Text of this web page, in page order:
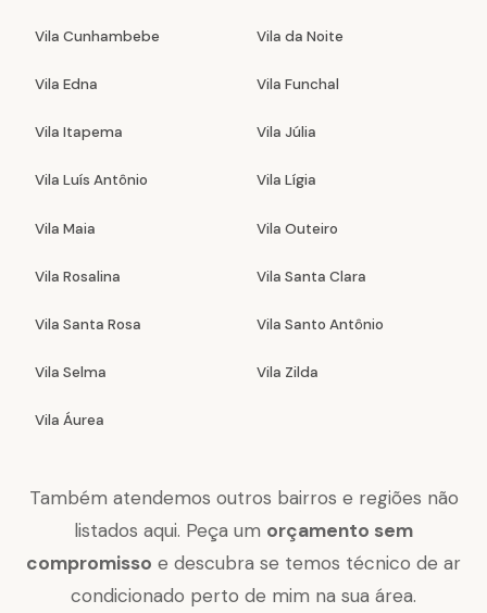
Vila Cunhambebe Vila da Noite
Vila Edna Vila Funchal
Vila Itapema Vila Júlia
Vila Luís Antônio Vila Lígia
Vila Maia Vila Outeiro
Vila Rosalina Vila Santa Clara
Vila Santa Rosa Vila Santo Antônio
Vila Selma Vila Zilda
Vila Áurea
Também atendemos outros bairros e regiões não
listados aqui. Peça um orçamento sem
compromisso e descubra se temos técnico de ar
condicionado perto de mim na sua área.